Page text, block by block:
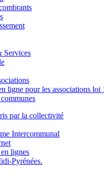
Services
ligne pour les associations loi
par la collectivité
Intercommunal
lignes
Pyrénées.